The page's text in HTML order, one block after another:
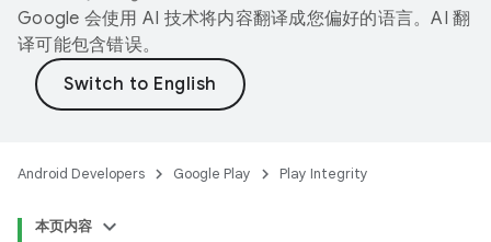
Google 会使用 AI 技术将内容翻译成您偏好的语言。AI 翻
译可能包含错误。
Android Developers Google Play Play Integrity
本页内容